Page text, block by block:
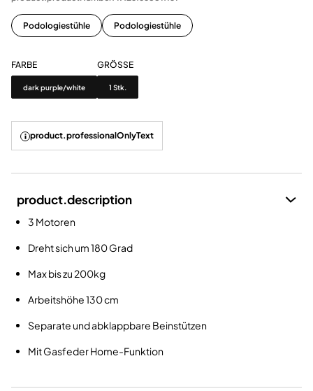
Podologiestühle Podologiestühle
FARBE
Farbe
dark purple/white
GRÖSSE
Grösse
1 Stk.
product.professionalOnlyText
product.description
3 Motoren
Dreht sich um 180 Grad
Max bis zu 200kg
Arbeitshöhe 130 cm
Separate und abklappbare Beinstützen
Mit Gasfeder Home-Funktion